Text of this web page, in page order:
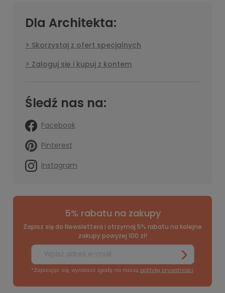
Dla Architekta:
Skorzystaj z ofert specjalnych
Zaloguj się i kupuj z kontem
Śledź nas na:
Facebook
Pinterest
Instagram
5% rabatu na zakupy
Zapisz się do Newslettera i otrzymaj 5% rabatu na kolejne
zakupy powyżej 100 zł!
*Zapisując się, wyrażasz zgodę na naszą politykę prywatności.